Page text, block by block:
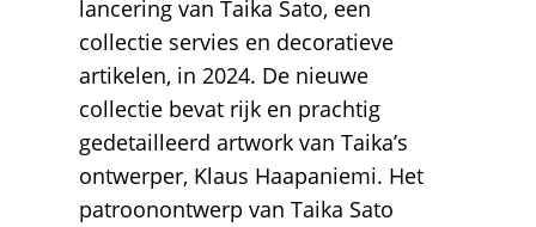
lancering van Taika Sato, een
collectie servies en decoratieve
artikelen, in 2024. De nieuwe
collectie bevat rijk en prachtig
gedetailleerd artwork van Taika’s
ontwerper, Klaus Haapaniemi. Het
patroonontwerp van Taika Sato